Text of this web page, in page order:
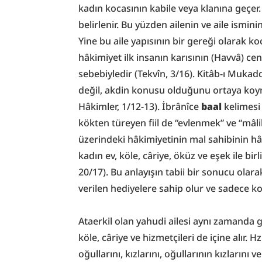
kadın kocasının kabile veya klanına
belirlenir. Bu yüzden ailenin ve aile
Yine bu aile yapısının bir gereği olarak
hâkimiyet ilk insanın karısının (Havvâ)
sebebiyledir (Tekvîn, 3/16). Kitâb-ı
değil, akdin konusu olduğunu ortaya
Hâkimler, 1/12-13). İbrânîce baal kelimesi
kökten türeyen fiil de “evlenmek” ve
üzerindeki hâkimiyetinin mal sahibinin
kadın ev, köle, câriye, öküz ve eşek ile
20/17). Bu anlayışın tabii bir sonucu
verilen hediyelere sahip olur ve sadece
Ataerkil olan yahudi ailesi aynı zamanda
köle, câriye ve hizmetçileri de içine alır.
oğullarını, kızlarını, oğullarının